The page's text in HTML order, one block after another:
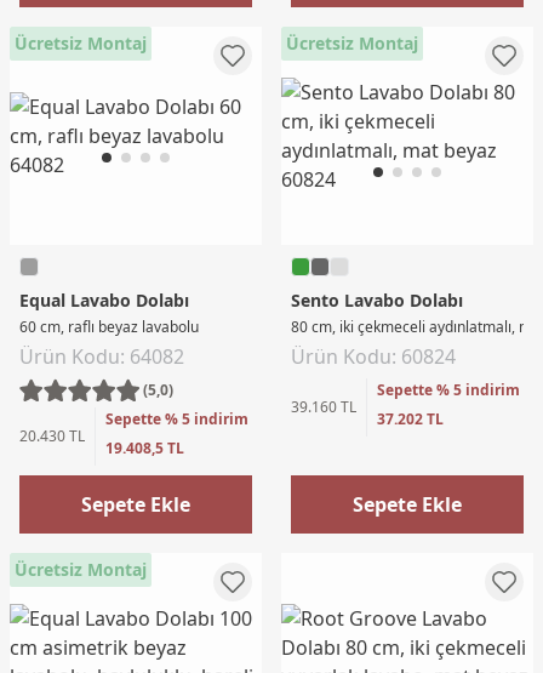
Ücretsiz Montaj
Equal Lavabo Dolabı
60 cm, raflı beyaz lavabolu
Ürün Kodu: 64082
(5,0)
20.430 TL
Sepette % 5 indirim
19.408,5 TL
Sepete Ekle
Ücretsiz Montaj
Sento Lavabo Dolabı
80 cm, iki çekmeceli aydınlatmalı,
Ürün Kodu: 60824
39.160 TL
Sepette % 5 indirim
37.202 TL
Sepete Ekle
Ücretsiz Montaj